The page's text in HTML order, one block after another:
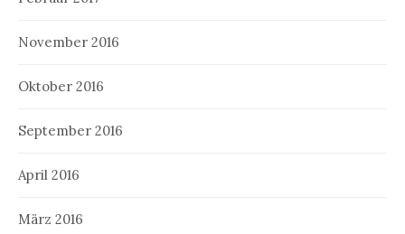
November 2016
Oktober 2016
September 2016
April 2016
März 2016